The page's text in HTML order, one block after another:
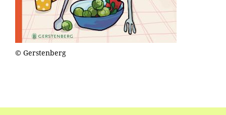
© Gerstenberg